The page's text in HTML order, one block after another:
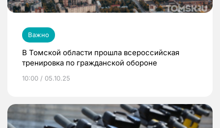
Важно
В Томской области прошла всероссийская
тренировка по гражданской обороне
10:00 / 05.10.25